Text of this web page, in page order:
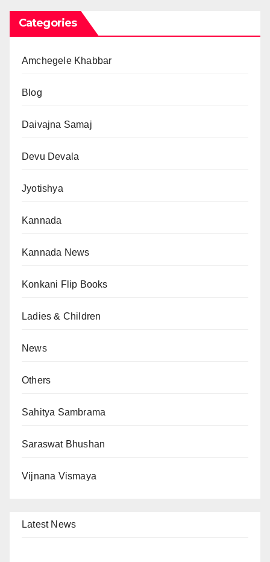
Categories
Amchegele Khabbar
Blog
Daivajna Samaj
Devu Devala
Jyotishya
Kannada
Kannada News
Konkani Flip Books
Ladies & Children
News
Others
Sahitya Sambrama
Saraswat Bhushan
Vijnana Vismaya
Latest News